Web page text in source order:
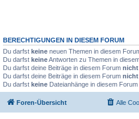
BERECHTIGUNGEN IN DIESEM FORUM
Du darfst keine neuen Themen in diesem
Du darfst keineAntworten zu Themen in
Du darfst deine Beiträge in diesem Forum nicht
Du darfst deine Beiträge in diesem Forum nicht
Du darfst keine Dateianhänge in diesem Forum
Foren-Übersicht Alle